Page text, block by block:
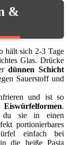
&
hält sich 2-3 Tage
Glas. Drücke
dünnen Schicht
Sauerstoff und
und ist so
Eiswürfelformen.
du sie in einen
portionierbares
einfach bei
die heiße Pasta